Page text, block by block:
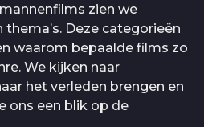
zien we
Deze categorieën
waarom bepaalde films zo
We kijken naar
het verleden brengen en
ons een blik op de